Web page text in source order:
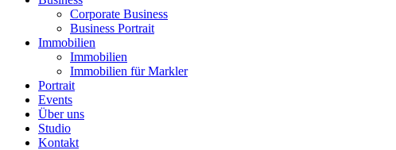
Corporate Business
Business Portrait
Immobilien
Immobilien
Immobilien für Markler
Portrait
Events
Über uns
Studio
Kontakt